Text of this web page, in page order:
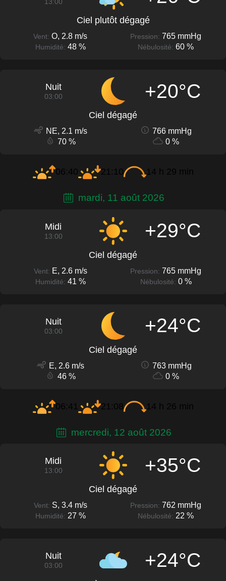
Ciel plutôt dégagé
Vent: O, 2.8 m/s Pression: 765 mmHg
Humidité: 48 % Nébulosité: 60 %
Nuit
03:00 +20°C
Ciel dégagé
NE, 2.1 m/s
766 mmHg
70 %
0 %
06:40 21:10 14 h 29 min
mardi, 11 août 2026
Midi
13:00 +29°C
Ciel dégagé
Vent: E, 2.6 m/s Pression: 765 mmHg
Humidité: 41 % Nébulosité: 0 %
Nuit
03:00 +24°C
Ciel dégagé
E, 2.6 m/s
763 mmHg
46 %
0 %
06:41 21:08 14 h 26 min
mercredi, 12 août 2026
Midi
13:00 +35°C
Ciel dégagé
Vent: S, 3.4 m/s Pression: 762 mmHg
Humidité: 27 % Nébulosité: 22 %
Nuit
03:00 +24°C